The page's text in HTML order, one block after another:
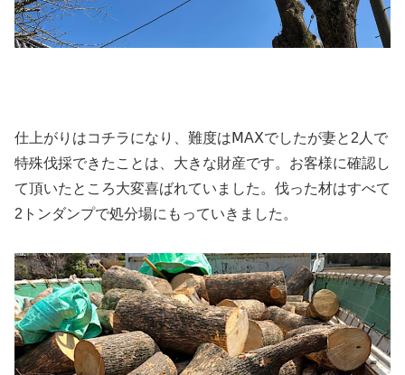
仕上がりはコチラになり、難度はⅯAⅩでしたが妻と2人で
特殊伐採できたことは、大きな財産です。お客様に確認し
て頂いたところ大変喜ばれていました。伐った材はすべて
2トンダンプで処分場にもっていきました。